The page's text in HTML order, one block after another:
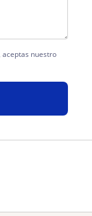
aceptas nuestro